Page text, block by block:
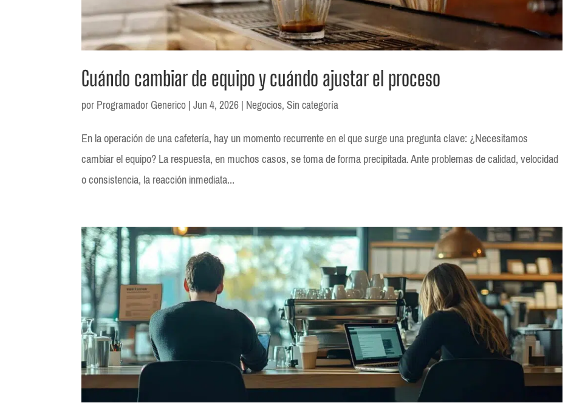
Cuándo cambiar de equipo y cuándo ajustar el proceso
porProgramador Generico|Jun 4, 2026|Negocios,Sin categoría
En la operación de una cafetería, hay un momento recurrente en el que surge una pregunta clave: ¿Necesitamos
cambiar el equipo? La respuesta, en muchos casos, se toma de forma precipitada. Ante problemas de calidad, velocidad
o consistencia, la reacción inmediata...